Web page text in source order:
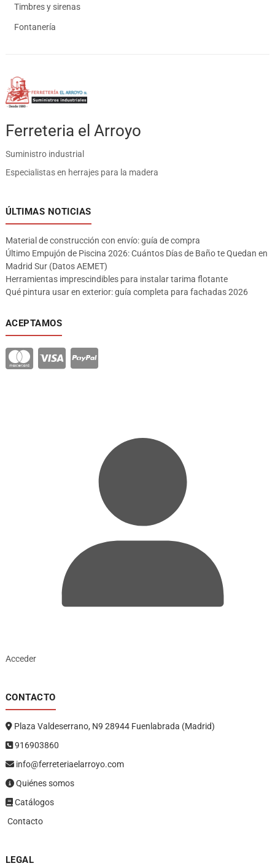
Timbres y sirenas
Fontanería
Ferreteria el Arroyo
Suministro industrial
Especialistas en herrajes para la madera
ÚLTIMAS NOTICIAS
Material de construcción con envío: guía de compra
Último Empujón de Piscina 2026: Cuántos Días de Baño te Quedan en
Madrid Sur (Datos AEMET)
Herramientas imprescindibles para instalar tarima flotante
Qué pintura usar en exterior: guía completa para fachadas 2026
ACEPTAMOS
Acceder
CONTACTO
Plaza Valdeserrano, N9 28944 Fuenlabrada (Madrid)
916903860
info@ferreteriaelarroyo.com
Quiénes somos
Catálogos
Contacto
LEGAL